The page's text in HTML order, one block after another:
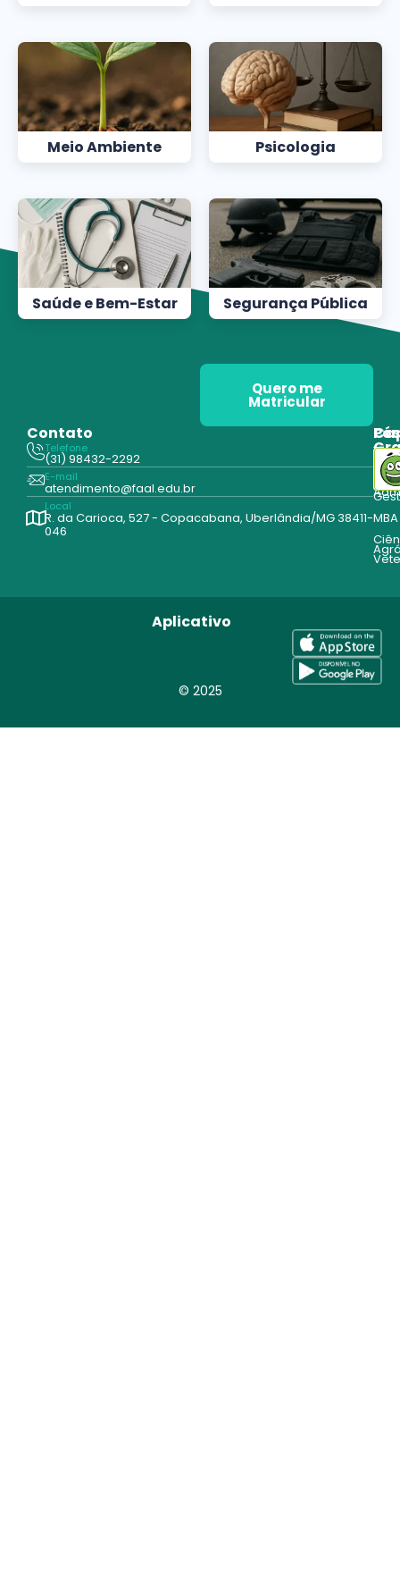
Meio Ambiente Psicologia
Saúde e Bem-Estar Segurança Pública
Quero me
Matricular
Contato
Telefone
(31) 98432-2292
E-mail
atendimento@faal.edu.br
Local
R. da Carioca, 527 - Copacabana, Uberlândia/MG 38411-
046
MBA
© 2025
Aplicativo